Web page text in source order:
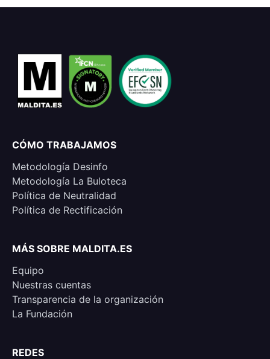
CÓMO TRABAJAMOS
Metodología Desinfo
Metodología La Buloteca
Política de Neutralidad
Política de Rectificación
MÁS SOBRE MALDITA.ES
Equipo
Nuestras cuentas
Transparencia de la organización
La Fundación
REDES